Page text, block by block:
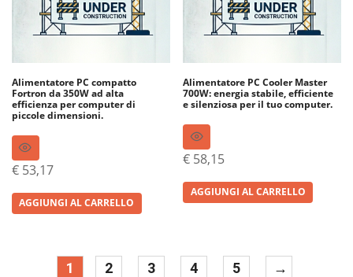
Alimentatore PC compatto
Fortron da 350W ad alta
efficienza per computer di
piccole dimensioni.
€ 53,17
AGGIUNGI AL CARRELLO
Alimentatore PC Cooler Master
700W: energia stabile, efficiente
e silenziosa per il tuo computer.
€ 58,15
AGGIUNGI AL CARRELLO
1 2 3 4 5 →